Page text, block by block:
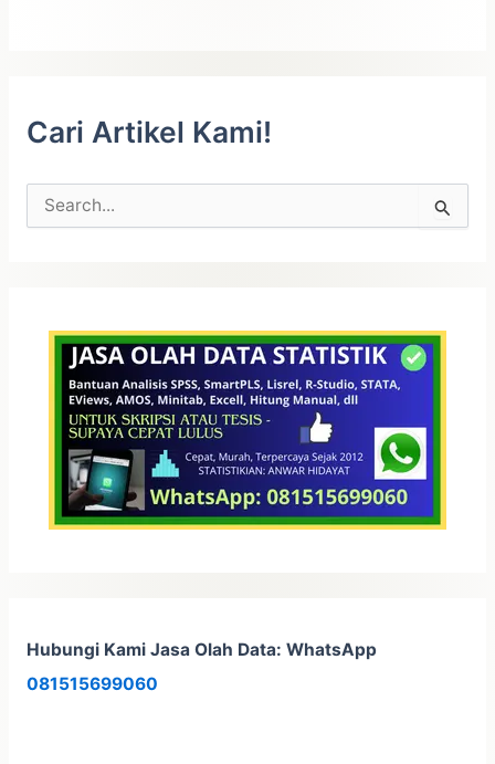
Cari Artikel Kami!
Hubungi Kami Jasa Olah Data: WhatsApp
081515699060